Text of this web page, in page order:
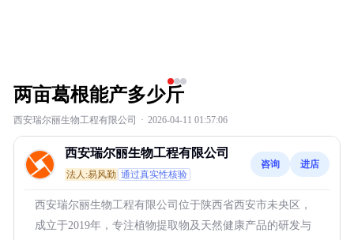
两亩葛根能产多少斤
西安瑞尔丽生物工程有限公司 · 2026-04-11 01:57:06
西安瑞尔丽生物工程有限公司
法人:易风勤 通过真实性核验
咨询 进店
西安瑞尔丽生物工程有限公司位于陕西省西安市未央区，
成立于2019年，专注植物提取物及天然健康产品的研发与